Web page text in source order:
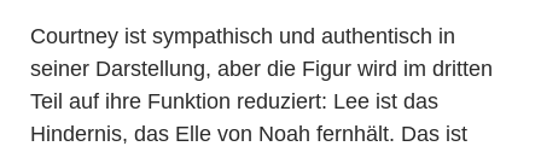
Courtney ist sympathisch und authentisch in
seiner Darstellung, aber die Figur wird im dritten
Teil auf ihre Funktion reduziert: Lee ist das
Hindernis, das Elle von Noah fernhält. Das ist